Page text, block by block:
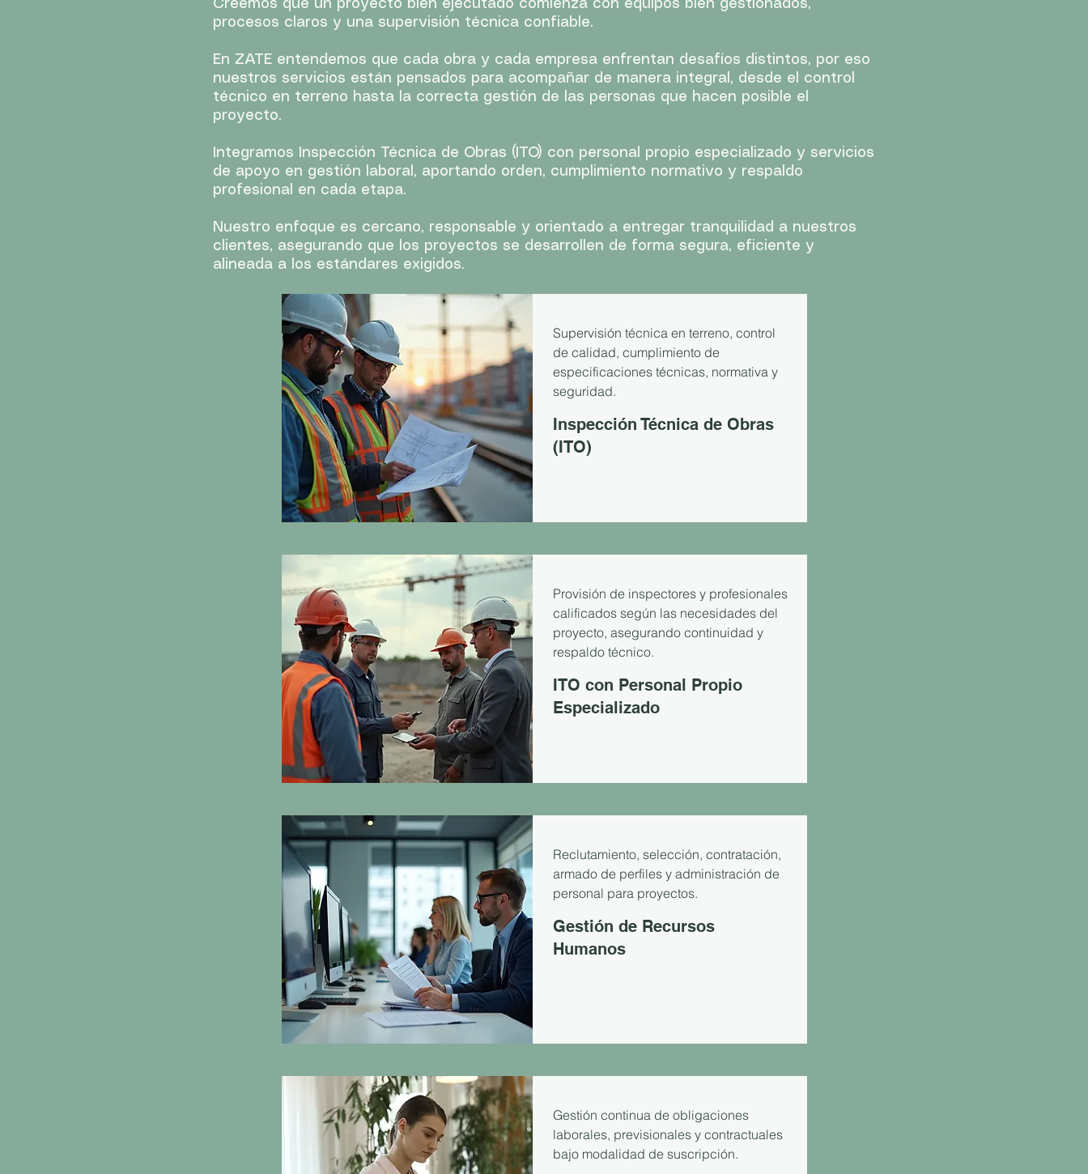
Creemos que un proyecto bien ejecutado comienza con equipos bien gestionados,
procesos claros y una supervisión técnica confiable.
En ZATE entendemos que cada obra y cada empresa enfrentan desafíos distintos, por eso
nuestros servicios están pensados para acompañar de manera integral, desde el control
técnico en terreno hasta la correcta gestión de las personas que hacen posible el
proyecto.​
Integramos Inspección Técnica de Obras (ITO) con personal propio especializado y servicios
de apoyo en gestión laboral, aportando orden, cumplimiento normativo y respaldo
profesional en cada etapa.
Nuestro enfoque es cercano, responsable y orientado a entregar tranquilidad a nuestros
clientes, asegurando que los proyectos se desarrollen de forma segura, eficiente y
alineada a los estándares exigidos.
Supervisión técnica en terreno, control
de calidad, cumplimiento de
especificaciones técnicas, normativa y
seguridad.
Inspección Técnica de Obras
(ITO)
Provisión de inspectores y profesionales
calificados según las necesidades del
proyecto, asegurando continuidad y
respaldo técnico.
ITO con Personal Propio
Especializado
Reclutamiento, selección, contratación,
armado de perfiles y administración de
personal para proyectos.
Gestión de Recursos
Humanos
Gestión continua de obligaciones
laborales, previsionales y contractuales
bajo modalidad de suscripción.